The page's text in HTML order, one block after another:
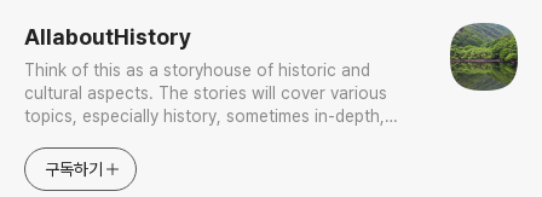
AllaboutHistory
Think of this as a storyhouse of historic and
cultural aspects. The stories will cover various
topics, especially history, sometimes in-depth,
approach will be to resist any common sense or
generalized viewpoint
구독하기